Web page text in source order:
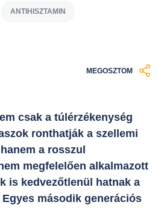
ANTIHISZTAMIN
MEGOSZTOM
csak a túlérzékenység
ronthatják a szellemi
a rosszul
megfelelően alkalmazott
is kedvezőtlenül hatnak a
második generációs